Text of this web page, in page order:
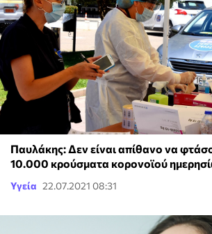
Παυλάκης: Δεν είναι απίθανο να
10.000 κρούσματα κορονοϊού
Υγεία 22.07.2021 08:31